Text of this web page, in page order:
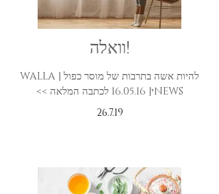
וואלה!
להיות אשה בתרבות של מוסר כפול | WALLA
NEWSי| 16.05.16 לכתבה המלאה >>
26.7.19